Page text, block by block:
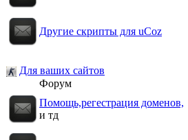
Другие скрипты для uCoz
Для ваших сайтов
Форум
Помощь,регестрация доменов,
и тд